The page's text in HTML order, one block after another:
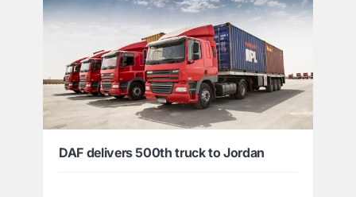
DAF delivers 500th truck to Jordan